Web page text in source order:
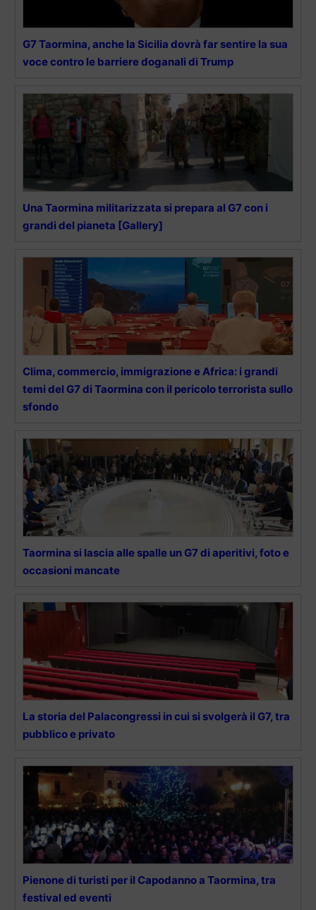
G7 Taormina, anche la Sicilia dovrà far sentire la sua
voce contro le barriere doganali di Trump
Una Taormina militarizzata si prepara al G7 con i
grandi del pianeta [Gallery]
Clima, commercio, immigrazione e Africa: i grandi
temi del G7 di Taormina con il pericolo terrorista sullo
sfondo
Taormina si lascia alle spalle un G7 di aperitivi, foto e
occasioni mancate
La storia del Palacongressi in cui si svolgerà il G7, tra
pubblico e privato
Pienone di turisti per il Capodanno a Taormina, tra
festival ed eventi